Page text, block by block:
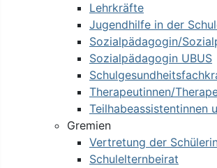
Lehrkräfte
Jugendhilfe in der
Sozialpädagogin/
Sozialpädagogin UBUS
Therapeutinnen/
Teilhabeassistentinnen
Gremien
Vertretung der
Schulelternbeirat